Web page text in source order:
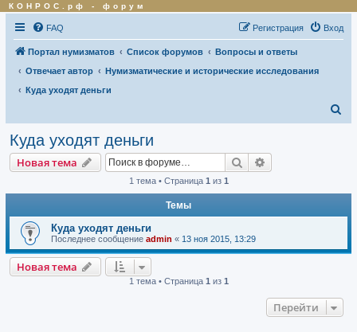
КОНРОС.рф - форум
FAQ Вход
Регистрация
Портал нумизматов Список форумов
Вопросы и ответы
Отвечает автор
Нумизматические и исторические исследования
Куда уходят деньги
Куда уходят деньги
Новая тема Поиск
1 тема • Страница 1 из 1
Темы
Куда уходят деньги
Последнее сообщение admin « 13 ноя 2015, 13:29
Новая тема
1 тема • Страница 1 из 1
Перейти